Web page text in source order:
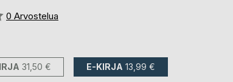
0 Arvostelua
31,50 € E-KIRJA 13,99 €